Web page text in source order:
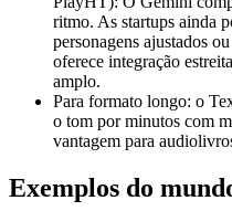
ritmo. As startups ainda
personagens ajustados
oferece integração
amplo.
Para formato longo: o
o tom por minutos com
vantagem para
Exemplos do